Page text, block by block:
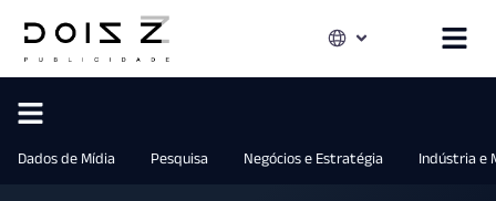
Dados de Mídia Pesquisa Negócios e Estratégia Indústria e